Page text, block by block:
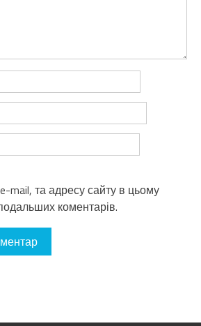
mail, та адресу сайту в цьому
коментарів.